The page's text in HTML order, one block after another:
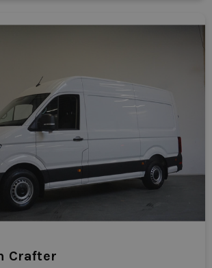
en een menselijk
Master E-Tech L2H2
of vraag direct een voorstel aan.
betekent vaak morgen al rijden.
Crafter